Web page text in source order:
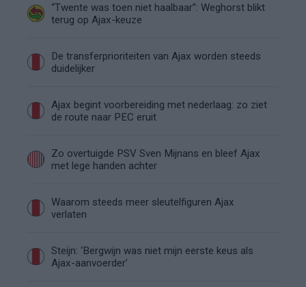
“Twente was toen niet haalbaar”: Weghorst blikt
terug op Ajax-keuze
De transferprioriteiten van Ajax worden steeds
duidelijker
Ajax begint voorbereiding met nederlaag: zo ziet
de route naar PEC eruit
Zo overtuigde PSV Sven Mijnans en bleef Ajax
met lege handen achter
Waarom steeds meer sleutelfiguren Ajax
verlaten
Steijn: ‘Bergwijn was niet mijn eerste keus als
Ajax-aanvoerder’